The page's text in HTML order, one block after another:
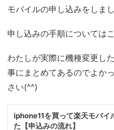
モバイルの申し込みをしまし
申し込みの手順については
わたしが実際に機種変更し
事にまとめてあるのでよか
さい(^^)